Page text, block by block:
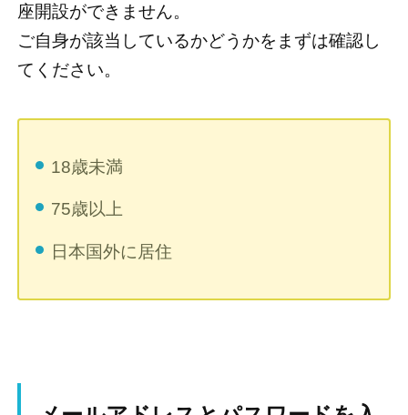
座開設ができません。
ご自身が該当しているかどうかをまずは確認し
てください。
18歳未満
75歳以上
日本国外に居住